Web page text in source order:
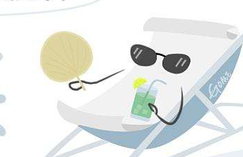
位或个体工商户（不含自然人）均可投
数量只能作为预估，不能保证实际酒